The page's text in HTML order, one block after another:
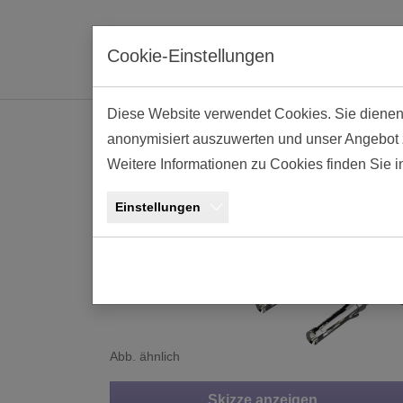
Crimp Kontakt
Abb. ähnlich
Skizze anzeigen
Cookie-Einstellungen
Diese Website verwendet Cookies. Sie
anonymisiert auszuwerten und unser
Weitere Informationen zu Cookies finden Sie
Einstellungen